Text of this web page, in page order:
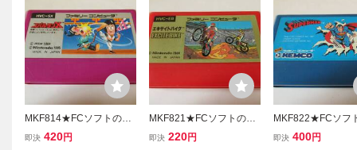
MKF814★FCソフトのみ
スパルタンＸ 起動確認済
即決 420円
MKF821★FCソフトのみ
エキサイトバイク EXCIT
即決 220円
MKF822★FCソフ
スーパーマン
即決 400円